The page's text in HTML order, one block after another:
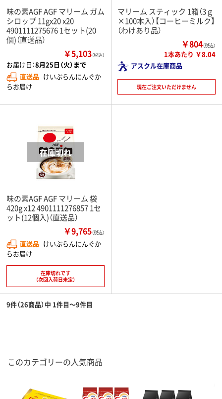
味の素AGF AGF マリーム ガム
シロップ 11gx20 x20
4901111275676 1セット(20
個)（直送品）
￥5,103（税込）
お届け日：8月25日（火）まで
直送品 けいぷらんにんぐか
らお届け
マリーム スティック 1箱（3ｇ
×100本入）【コーヒーミルク】
（わけあり品）
￥804（税込）
1本あたり ￥8.04
アスクル在庫商品
現在ご注文いただけません
味の素AGF AGF マリーム 袋
420g x12 4901111276857 1セ
ット(12個入)（直送品）
￥9,765（税込）
直送品 けいぷらんにんぐか
らお届け
在庫切れです
（次回入荷日未定）
9件（26商品）中 1件目～9件目
このカテゴリーの人気商品